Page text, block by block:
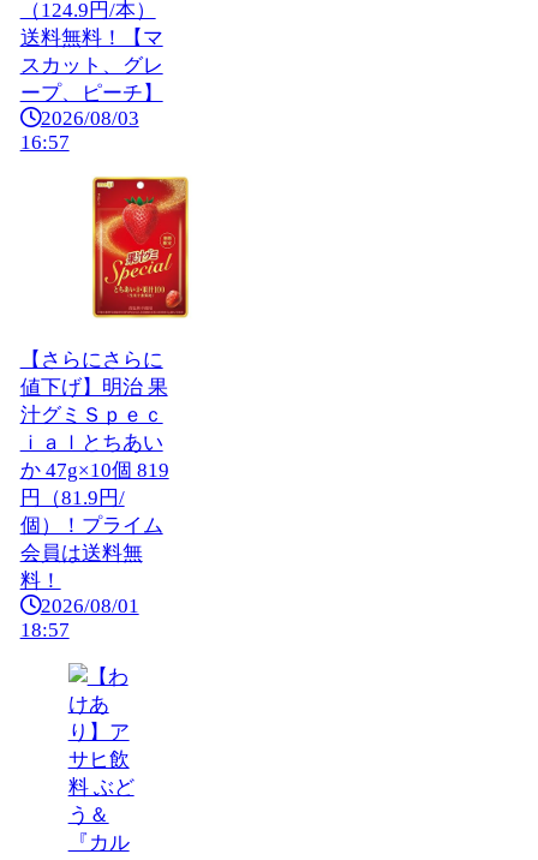
（124.9円/本）
送料無料！【マ
スカット、グレ
ープ、ピーチ】
2026/08/03
16:57
【さらにさらに
値下げ】明治 果
汁グミＳｐｅｃ
ｉａｌとちあい
か 47g×10個 819
円（81.9円/
個）！プライム
会員は送料無
料！
2026/08/01
18:57